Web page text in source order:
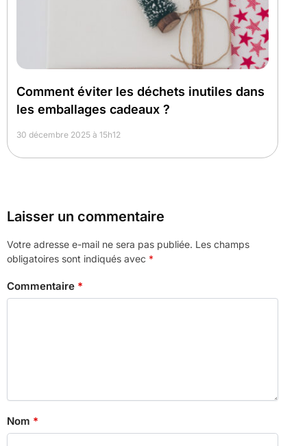
Comment éviter les déchets inutiles dans
les emballages cadeaux ?
30 décembre 2025 à 15h12
Laisser un commentaire
Votre adresse e-mail ne sera pas publiée. Les champs
obligatoires sont indiqués avec *
Commentaire *
Nom *